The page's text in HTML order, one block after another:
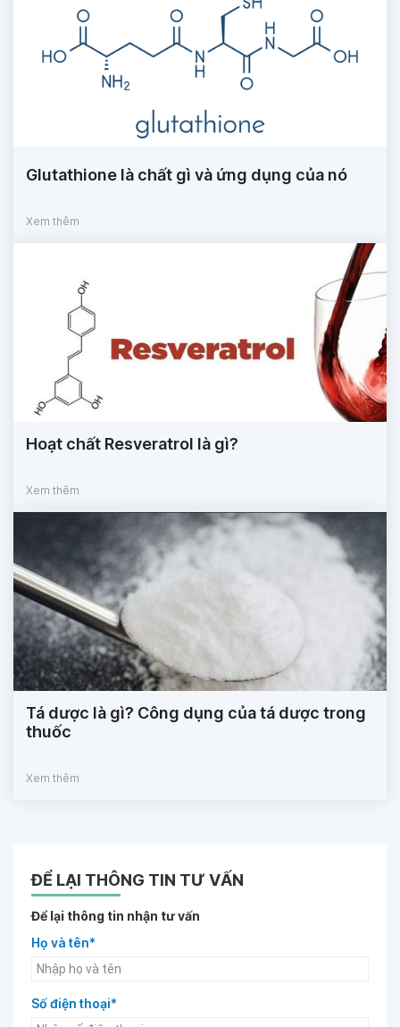
Glutathione là chất gì và ứng dụng của nó
Xem thêm
Hoạt chất Resveratrol là gì?
Xem thêm
Tá dược là gì? Công dụng của tá dược trong
thuốc
Xem thêm
ĐỂ LẠI THÔNG TIN TƯ VẤN
Để lại thông tin nhận tư vấn
Họ và tên*
Số điện thoại*